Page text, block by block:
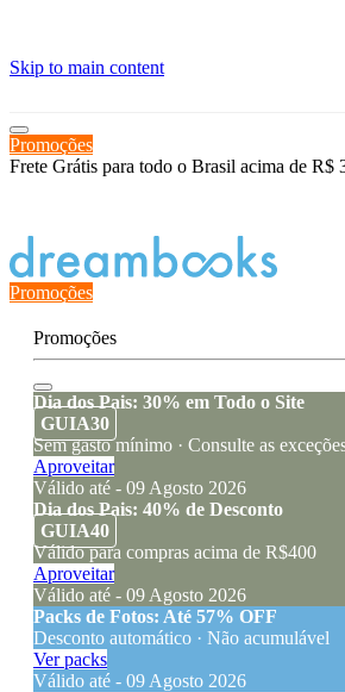
Skip to main content
Promoções
Frete Grátis para todo o Brasil acima de R$
Promoções
Promoções
Dia dos Pais: 30% em Todo o Site
GUIA30
Sem gasto mínimo · Consulte as
Aproveitar
Válido até - 09 Agosto 2026
Dia dos Pais: 40% de Desconto
GUIA40
Válido para compras acima de R$400
Aproveitar
Válido até - 09 Agosto 2026
Packs de Fotos: Até 57% OFF
Desconto automático · Não acumulável
Ver packs
Válido até - 09 Agosto 2026
≡